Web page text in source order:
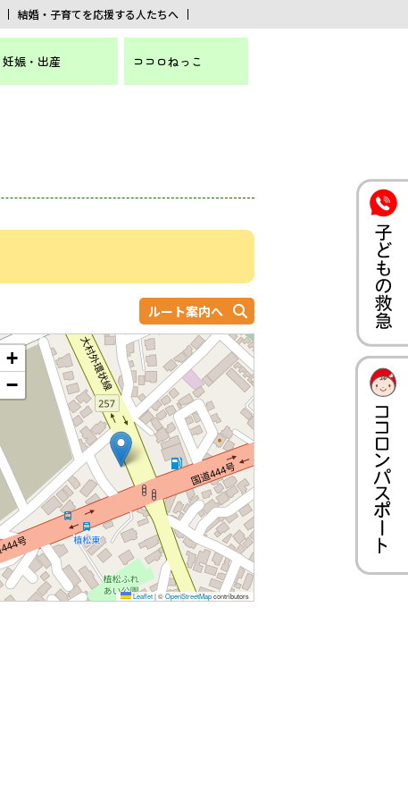
結婚・子育てを応援する人たちへ
妊娠・出産 ココロねっこ
ルート案内へ
+
−
Leaflet|©OpenStreetMapcontributors